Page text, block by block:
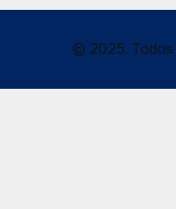
© 2025, Todos